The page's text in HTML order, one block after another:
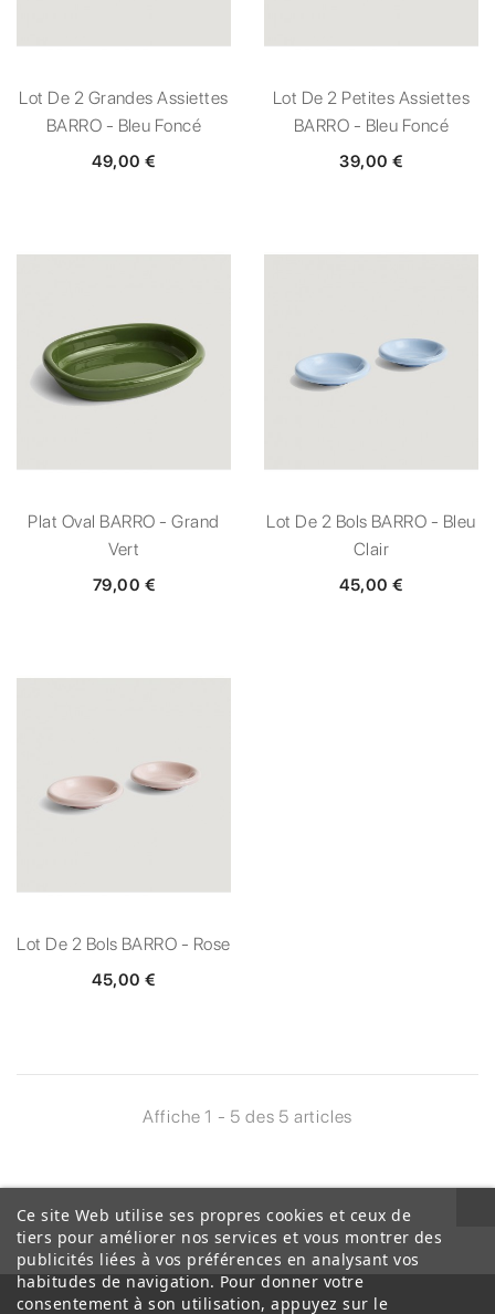
Lot De 2 Grandes Assiettes
BARRO - Bleu Foncé
49,00 €
Lot De 2 Petites Assiettes
BARRO - Bleu Foncé
39,00 €
Plat Oval BARRO - Grand
Vert
79,00 €
Lot De 2 Bols BARRO - Bleu
Clair
45,00 €
Lot De 2 Bols BARRO - Rose
45,00 €
Affiche 1 - 5 des 5 articles
Ce site Web utilise ses propres cookies et ceux de
tiers pour améliorer nos services et vous montrer des
publicités liées à vos préférences en analysant vos
habitudes de navigation. Pour donner votre
consentement à son utilisation, appuyez sur le